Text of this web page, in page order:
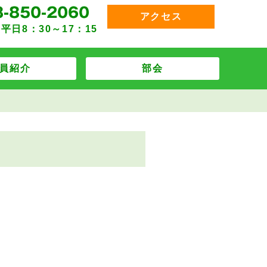
日8：30～17：15
アクセス
紹介 部会